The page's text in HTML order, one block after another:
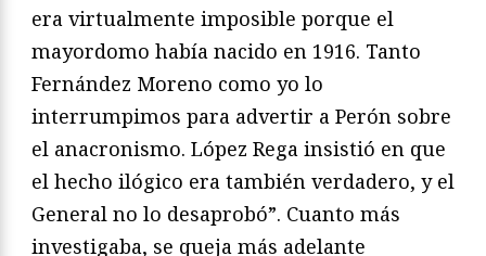
era virtualmente imposible porque el
mayordomo había nacido en 1916. Tanto
Fernández Moreno como yo lo
interrumpimos para advertir a Perón sobre
el anacronismo. López Rega insistió en que
el hecho ilógico era también verdadero, y el
General no lo desaprobó”. Cuanto más
investigaba, se queja más adelante